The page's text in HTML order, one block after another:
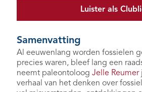
Luister als
Samenvatting
Al eeuwenlang worden fossielen
precies waren, bleef lang een
neemt paleontoloog Jelle Reumer
verhaal van het denken over